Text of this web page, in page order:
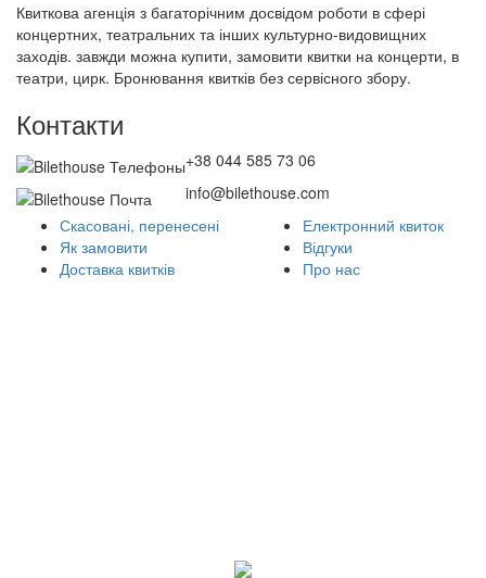
Квиткова агенція з багаторічним досвідом роботи в сфері
концертних, театральних та інших культурно-видовищних
заходів. завжди можна купити, замовити квитки на концерти, в
театри, цирк. Бронювання квитків без сервісного збору.
Контакти
+38 044 585 73 06
info@bilethouse.com
Скасовані, перенесені
Як замовити
Доставка квитків
Електронний квиток
Відгуки
Про нас